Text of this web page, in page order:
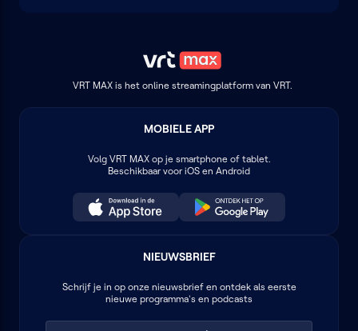
VRT MAX is het online streamingplatform van VRT.
MOBIELE APP
Volg VRT MAXop je smartphone of tablet.
Beschikbaar voor iOS en Android
NIEUWSBRIEF
Schrijf je in op onze nieuwsbrief en ontdek als eerste
nieuwe programma's en podcasts